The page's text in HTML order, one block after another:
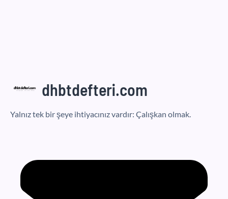
dhbtdefteri.com
Yalnız tek bir şeye ihtiyacınız vardır: Çalışkan olmak.